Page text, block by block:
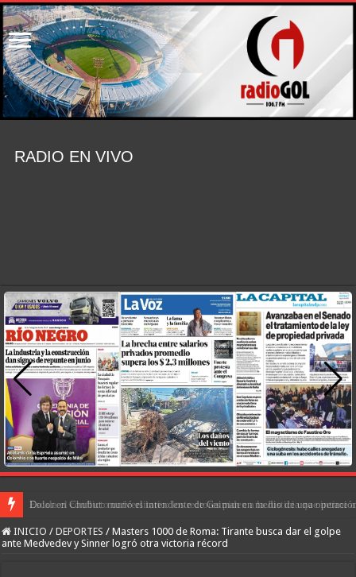
RADIO EN VIVO
Escala el conflicto universitario: los rectores piden a la Justicia que intime
INICIO / DEPORTES / Masters 1000 de Roma: Tirante busca dar el golpe
ante Medvedev y Sinner logró otra victoria récord